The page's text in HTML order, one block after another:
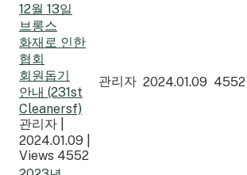
12월 13일
브롱스
화재로 인한
협회
회원돕기
안내 (231st
Cleanersf)
관리자
2024.01.09
Views 4552
관리자 2024.01.09 4552